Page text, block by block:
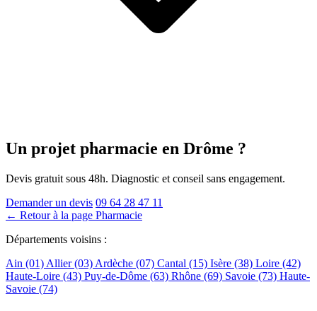
Un projet pharmacie en Drôme ?
Devis gratuit sous 48h. Diagnostic et conseil sans engagement.
Demander un devis 09 64 28 47 11
← Retour à la page Pharmacie
Départements voisins :
Ain (01) Allier (03) Ardèche (07) Cantal (15) Isère (38) Loire (42)
Haute-Loire (43) Puy-de-Dôme (63) Rhône (69) Savoie (73) Haute-
Savoie (74)